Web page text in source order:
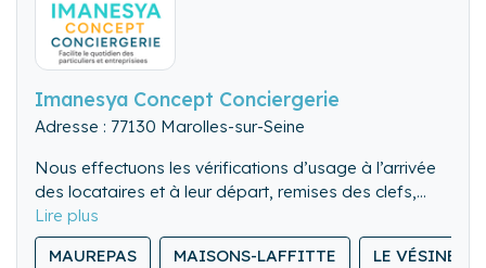
Imanesya Concept Conciergerie
Adresse : 77130 Marolles-sur-Seine
Nous effectuons les vérifications d’usage à l’arrivée
des locataires et à leur départ, remises des clefs,
visite des lieux. Nous pouvons également gérer les
locations de dernière minute.
Nous nettoyons de fond en comble l’ensemble du
logement.
MAUREPAS MAISONS-LAFFITTE LE VÉSINET